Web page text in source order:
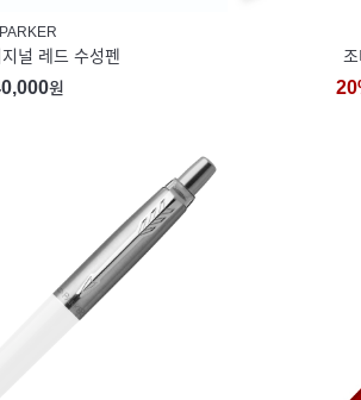
PARKER
널 레드 수성펜
원